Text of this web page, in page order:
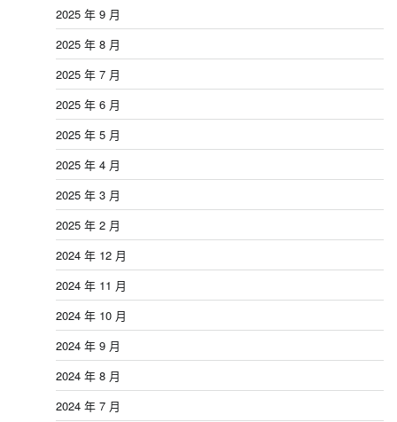
2025 年 9 月
2025 年 8 月
2025 年 7 月
2025 年 6 月
2025 年 5 月
2025 年 4 月
2025 年 3 月
2025 年 2 月
2024 年 12 月
2024 年 11 月
2024 年 10 月
2024 年 9 月
2024 年 8 月
2024 年 7 月